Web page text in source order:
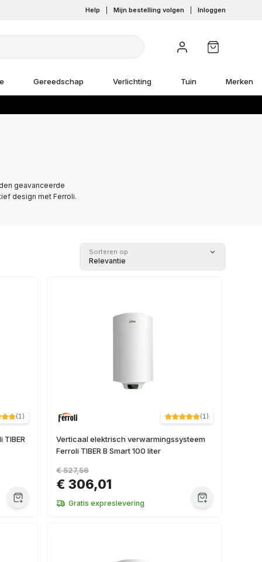
Help Mijn bestelling volgen Inloggen
Gereedschap Verlichting Tuin Merken
geavanceerde
design met Ferroli.
Sorteren op
Relevantie
(1) (1)
Verticaal elektrisch verwarmingssysteem
Ferroli TIBER B Smart 100 liter
€ 306,01
€ 527,56
Gratis expreslevering